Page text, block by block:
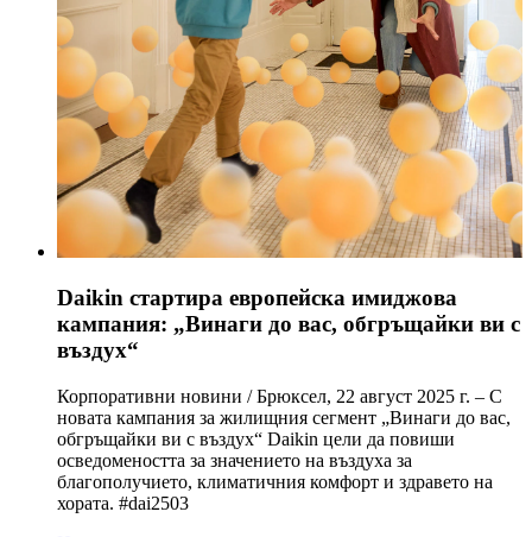
Daikin стартира европейска имиджова
кампания: „Винаги до вас, обгръщайки ви с
въздух“
Корпоративни новини / Брюксел, 22 август 2025 г. – С
новата кампания за жилищния сегмент „Винаги до вас,
обгръщайки ви с въздух“ Daikin цели да повиши
осведомеността за значението на въздуха за
благополучието, климатичния комфорт и здравето на
хората. #dai2503